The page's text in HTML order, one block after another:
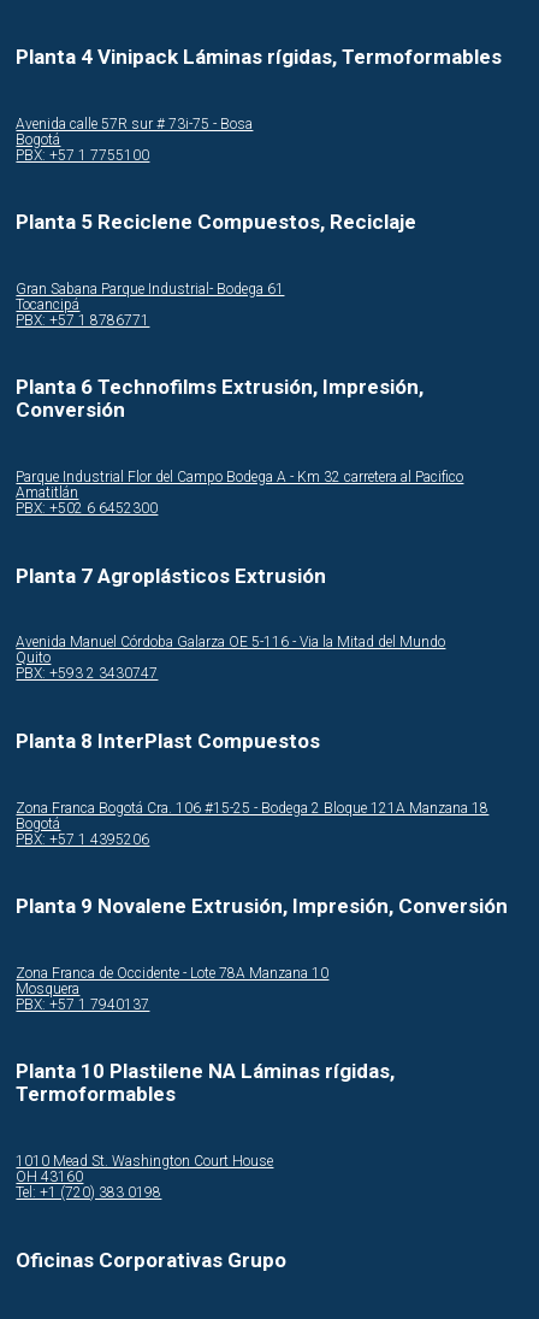
Planta 4 Vinipack Láminas rígidas, Termoformables
Avenida calle 57R sur # 73i-75 - Bosa
Bogotá
PBX: +57 1 7755100
Planta 5 Reciclene Compuestos, Reciclaje
Gran Sabana Parque Industrial- Bodega 61
Tocancipá
PBX: +57 1 8786771
Planta 6 Technofilms Extrusión, Impresión,
Conversión
Parque Industrial Flor del Campo Bodega A - Km 32 carretera al Pacifico
Amatitlán
PBX: +502 6 6452300
Planta 7 Agroplásticos Extrusión
Avenida Manuel Córdoba Galarza OE 5-116 - Via la Mitad del Mundo
Quito
PBX: +593 2 3430747
Planta 8 InterPlast Compuestos
Zona Franca Bogotá Cra. 106 #15-25 - Bodega 2 Bloque 121A Manzana 18
Bogotá
PBX: +57 1 4395206
Planta 9 Novalene Extrusión, Impresión, Conversión
Zona Franca de Occidente - Lote 78A Manzana 10
Mosquera
PBX: +57 1 7940137
Planta 10 Plastilene NA Láminas rígidas,
Termoformables
1010 Mead St. Washington Court House
OH 43160
Tel: +1 (720) 383 0198
Oficinas Corporativas Grupo